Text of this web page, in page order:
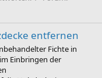
entfernen
Fichte in
Einbringen der